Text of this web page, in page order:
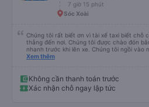
7 giờ 15 phút
Sóc Xoài
Chúng tôi rất biết ơn vì tài xế taxi biết chỗ
thẳng đến nơi. Chúng tôi được chào đón
nhanh trước khi lên xe. Chúng tôi ngồi vào
bốn chỗ ngồi ở phía sau cùng của xe... Các
ngôi nhà ven kênh.
Xem thêm
Không cần thanh toán trước
Xác nhận chỗ ngay lập tức